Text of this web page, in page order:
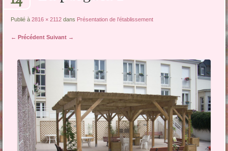
contenu
Publié à2816 × 2112 dans Présentation de l’établissement
← Précédent Suivant →